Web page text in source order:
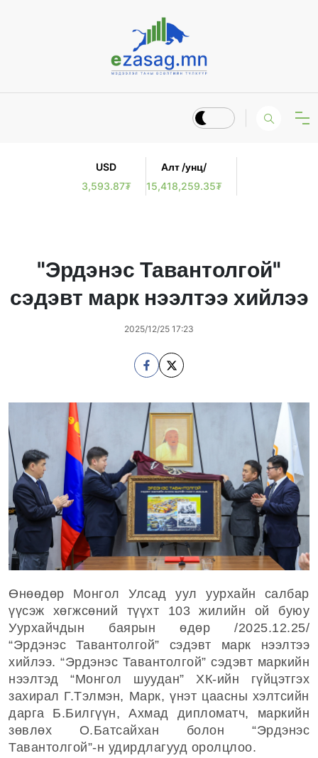
USD
3,593.87₮
Алт /унц/
15,418,259.35₮
"Эрдэнэс Тавантолгой"
сэдэвт марк нээлтээ хийлээ
2025/12/25 17:23
Өнөөдөр Монгол Улсад уул уурхайн салбар
үүсэж хөгжсөний түүхт 103 жилийн ой буюу
Уурхайчдын баярын өдөр /2025.12.25/
“Эрдэнэс Тавантолгой” сэдэвт марк нээлтээ
хийлээ. “Эрдэнэс Тавантолгой” сэдэвт маркийн
нээлтэд “Монгол шуудан” ХК-ийн гүйцэтгэх
захирал Г.Тэлмэн, Марк, үнэт цаасны хэлтсийн
дарга Б.Билгүүн, Ахмад дипломатч, маркийн
зөвлөх О.Батсайхан болон “Эрдэнэс
Тавантолгой”-н удирдлагууд оролцлоо.